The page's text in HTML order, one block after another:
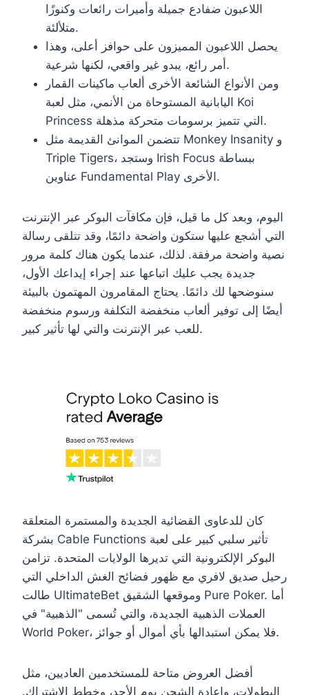
اللاعبون ضفادع جميلة وأميرات رائعات وكنوزًا
متلألئة.
يحصل اللاعبون المميزون على حوافز أعلى، وهذا
أمر رائع، يبدو غير واقعي، لكنها شرعية.
ومن الأنواع الشائعة الأخرى ألعاب ماكينات القمار
اليابانية المستوحاة من الأنمي، مثل لعبة Koi
Princess التي تتميز برسومات متحركة مذهلة.
تتضمن الموانئ القديمة مثل Monkey Insanity و
Triple Tigers، وستجد Irish Focus ببساطة
عناوين Fundamental Play الأخرى.
اليوم، وبعد كل ما قيل، فإن مكافآت البوكر عبر الإنترنت
التي أشجع عليها ستكون واضحة دائمًا، وقد تتلقى رسالة
نصية واضحة مرفقة. لذلك، عندما يكون هناك كلمة مرور
جديدة يجب عليك اتباعها عند إجراء إيداعك الأول،
سنوضحها لك دائمًا. يحتاج المقامرون المهتمون بالبيئة
أيضًا إلى توفير ألعاب منخفضة التكلفة ورسوم منخفضة
للعب عبر الإنترنت والتي لها تأثير كبير.
كان للدعاوى القضائية الجديدة والمستمرة المتعلقة
بشركة Cable Functions تأثير سلبي كبير على لعبة
البوكر الإلكترونية التي تديرها الولايات المتحدة. تزامن
رحيل صديق لافري مع ظهور فضائح الغش الداخلي التي
طالت UltimateBet وموقعها الشقيق Pure Poker. أما
العملات الذهبية الجديدة، والتي تُسمى "الذهبية" في
World Poker، فلا يمكن استبدالها بأي أموال أو جوائز.
أفضل العروض متاحة للمستخدمين العاديين، مثل
البطولات، وإعادة الشحن يوم الأحد، وخطط الاشتراك.